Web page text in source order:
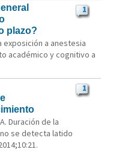
1
plazo?
exposición a anestesia
académico y cognitivo a
1
Duración de la
se detecta latido